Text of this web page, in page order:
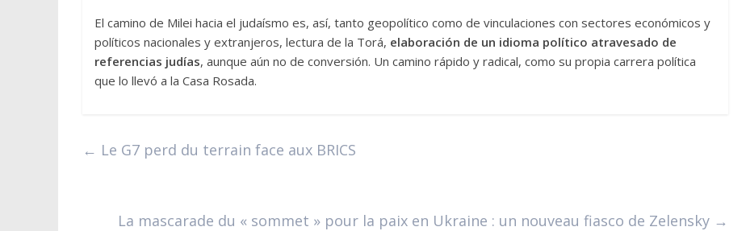
El camino de Milei hacia el judaísmo es, así, tanto geopolítico como de vinculaciones con sectores económicos y
políticos nacionales y extranjeros, lectura de la Torá, elaboración de un idioma político atravesado de
referencias judías, aunque aún no de conversión. Un camino rápido y radical, como su propia carrera política
que lo llevó a la Casa Rosada.
← Le G7 perd du terrain face aux BRICS
La mascarade du « sommet » pour la paix en Ukraine : un nouveau fiasco de Zelensky →